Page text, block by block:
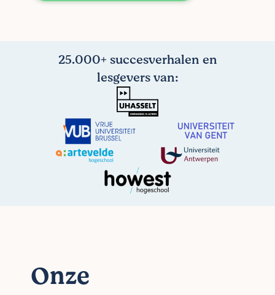
25.000+ succesverhalen en
lesgevers van:
Onze